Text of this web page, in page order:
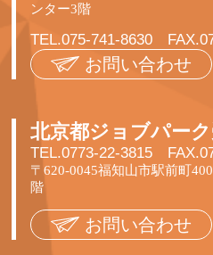
ンター3階
TEL.075-741-8630
お問い合わせ
北京都ジョブパー
TEL.0773-22-3815
〒620-0045福知山市駅前町
階
お問い合わせ